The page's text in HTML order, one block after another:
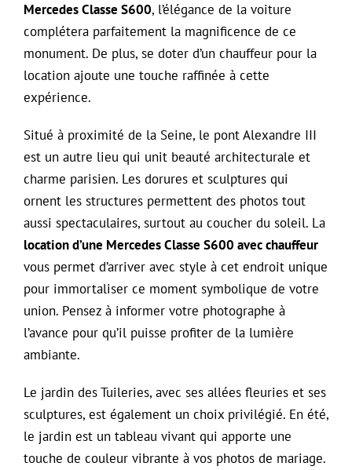
Mercedes Classe S600, l’élégance de la voiture
complétera parfaitement la magnificence de ce
monument. De plus, se doter d’un chauffeur pour la
location ajoute une touche raffinée à cette
expérience.
Situé à proximité de la Seine, le pont Alexandre III
est un autre lieu qui unit beauté architecturale et
charme parisien. Les dorures et sculptures qui
ornent les structures permettent des photos tout
aussi spectaculaires, surtout au coucher du soleil. La
location d’une Mercedes Classe S600 avec chauffeur
vous permet d’arriver avec style à cet endroit unique
pour immortaliser ce moment symbolique de votre
union. Pensez à informer votre photographe à
l’avance pour qu’il puisse profiter de la lumière
ambiante.
Le jardin des Tuileries, avec ses allées fleuries et ses
sculptures, est également un choix privilégié. En été,
le jardin est un tableau vivant qui apporte une
touche de couleur vibrante à vos photos de mariage.